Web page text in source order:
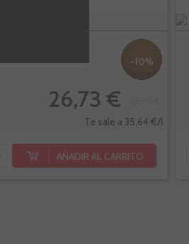
-10%
26,73 €
Te sale a 35,64 €/l
AÑADIR AL CARRITO